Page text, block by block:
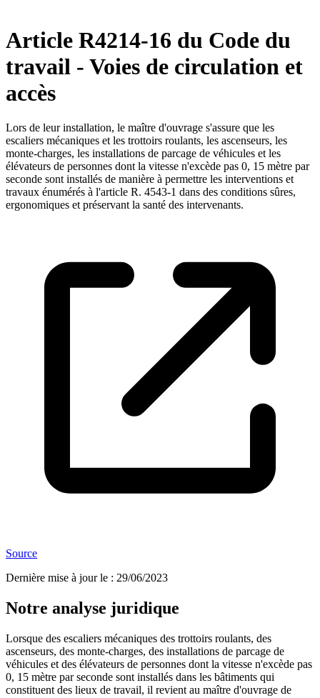
Article R4214-16 du Code du
travail - Voies de circulation et
accès
Lors de leur installation, le maître d'ouvrage s'assure que les
escaliers mécaniques et les trottoirs roulants, les ascenseurs, les
monte-charges, les installations de parcage de véhicules et les
élévateurs de personnes dont la vitesse n'excède pas 0, 15 mètre par
seconde sont installés de manière à permettre les interventions et
travaux énumérés à l'article R. 4543-1 dans des conditions sûres,
ergonomiques et préservant la santé des intervenants.
Source
Dernière mise à jour le : 29/06/2023
Notre analyse juridique
Lorsque des escaliers mécaniques des trottoirs roulants, des
ascenseurs, des monte-charges, des installations de parcage de
véhicules et des élévateurs de personnes dont la vitesse n'excède pas
0, 15 mètre par seconde sont installés dans les bâtiments qui
constituent des lieux de travail, il revient au maître d'ouvrage de